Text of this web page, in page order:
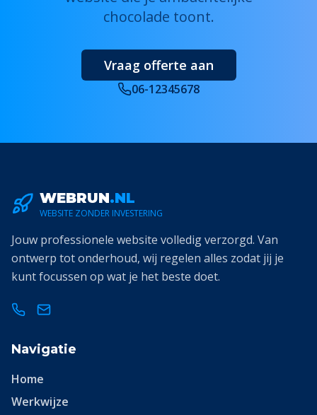
chocolade toont.
Vraag offerte aan
06-12345678
WEBRUN.NL
WEBSITE ZONDER INVESTERING
Jouw professionele website volledig verzorgd. Van
ontwerp tot onderhoud, wij regelen alles zodat jij je
kunt focussen op wat je het beste doet.
Navigatie
Home
Werkwijze